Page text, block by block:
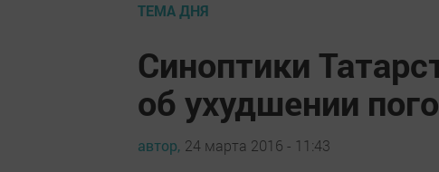
ТЕМА ДНЯ
Синоптики
об ухудшении
автор, 24 марта 2016 - 11:43